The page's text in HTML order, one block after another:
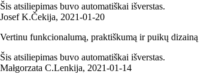
Šis atsiliepimas buvo automatiškai išverstas.
Josef K.Čekija, 2021‑01‑20
Vertinu funkcionalumą, praktiškumą ir puikų dizainą
Šis atsiliepimas buvo automatiškai išverstas.
Małgorzata C.Lenkija, 2021‑01‑14